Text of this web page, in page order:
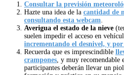
Consultar la previsión
Hazte una idea de la cantidad de
consultando esta webcam.
Averigua el estado de la nieve
suelen impedir el acceso en
incrementando el desnivel, y
Recuerda que es imprescindible
crampones, y muy recomendable
participantes deberán llevar un